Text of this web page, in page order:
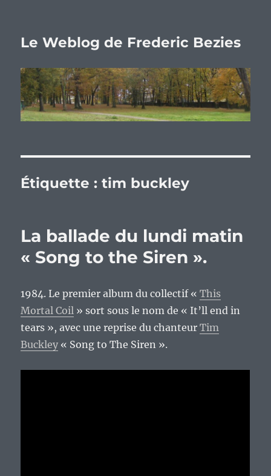
Le Weblog de Frederic Bezies
Étiquette :tim buckley
La ballade du lundi matin
« Song to the Siren ».
1984. Le premier album du collectif «This
Mortal Coil » sort sous le nom de « It’ll end in
tears », avec une reprise du chanteurTim
Buckley « Song to The Siren ».